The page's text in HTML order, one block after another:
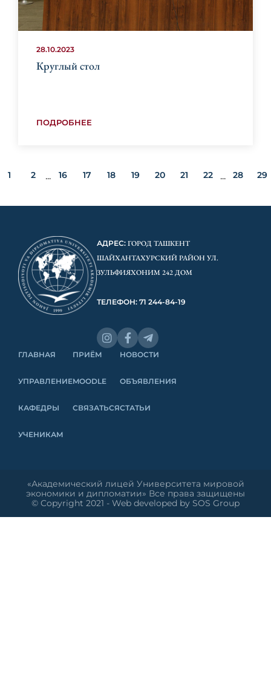
28.10.2023
Круглый стол
ПОДРОБНЕЕ
1 2 ... 16 17 18 19 20 21 22 ... 28 29
АДРЕС: ГОРОД ТАШКЕНТ
ШАЙХАНТАХУРСКИЙ РАЙОН УЛ.
ЗУЛЬФИЯХОНИМ 242 ДОМ
ТЕЛЕФОН: 71 244-84-19
ГЛАВНАЯ
УПРАВЛЕНИЕ
КАФЕДРЫ
УЧЕНИКАМ
ПРИЁМ
MOODLE
СВЯЗАТЬСЯ
НОВОСТИ
ОБЪЯВЛЕНИЯ
СТАТЬИ
«Академический лицей Университета мировой
экономики и дипломатии» Все права защищены
© Copyright 2021 - Web developed by SOS Group